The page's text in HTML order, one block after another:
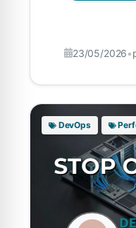
23/05/2026•
DevOps